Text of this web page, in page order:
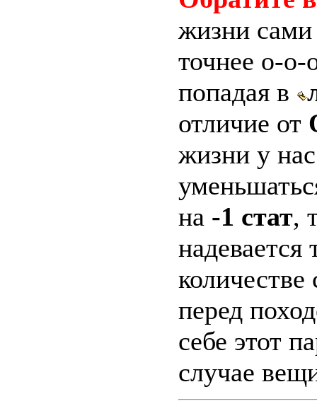
жизни сами
точнее о-о-
попадая в
отличие от
жизни у
на -1 стат,
надевается
перед
себе этот
случае